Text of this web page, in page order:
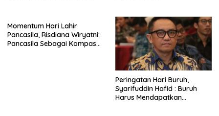
Momentum Hari Lahir
Pancasila, Risdiana Wiryatni:
Pancasila Sebagai Kompas
Peringatan Hari Buruh,
Syarifuddin Hafid : Buruh
Harus Mendapatkan